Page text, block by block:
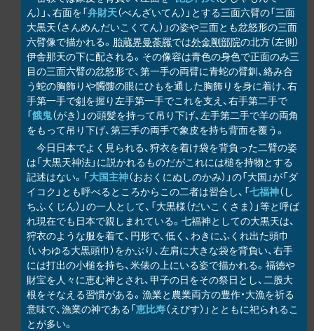
ん）」、右面を「弁財天（べんざいてん）」とする三面六臂の「三面
大黒天（さんめんだいこくてん）」の姿や三面とも忿怒形の三面
六臂像で描かれる。 胎蔵界曼荼羅では外金剛部院の北方（左側）
伊舎那天の下に配される。その像容は青色の身色で正面のみ三
目の三面六臂の忿怒形で、第一手の両臂に青蛇の臂釧、絡み合
う蛇の胸飾りや髑髏の眼にひもを通した胸飾りを身に着け、右
手第一手で剣を握り左手第一手でこれを支え、右手第二手で
「餓鬼（がき）」の頭髪を持って吊り下げ、左手第二手で羊の両角
をもって吊り下げ、第三手の両手で象皮を持ち背面を覆う。
今日日本でよく見られる、狩衣を着け袋を背負った二臂の姿
は「大黒天神法」に説かれるものだがこれには槌を持物とする
記述はない。「大国主神（おおくにぬしのかみ）」の「大国」が「ダ
イコク」とも呼べるところからこの二者は習合し、「七福神（し
ちふくじん）」の一人として、「大黒様（だいこくさま）」等と呼ば
れ現在でも日本で親しまれている。七福神としての大黒天は、
狩衣のような服を着て、円形で、低く、わきにふくれ出た頭巾
（いわゆる大黒頭巾）をかぶり、左肩に大きな袋を背負い、右手
には打出の小槌を持ち、米俵の上にいる姿で描かれる。福徳や
財宝を人々に恵む神とされ、甲子の日をその祭日とし、二股大
根をそなえる習慣がある。漁業と農業両方の豊作・大漁を祈る
意味で、漁業の神である「恵比寿（えびす）」とともに祀られるこ
とが多い。